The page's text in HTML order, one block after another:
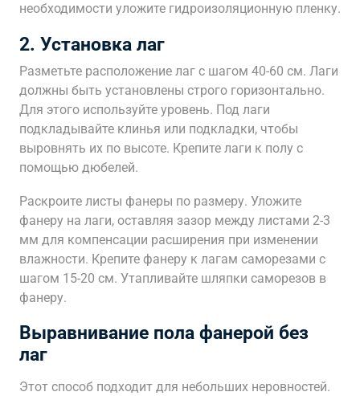
необходимости уложите гидроизоляционную пленку.
2. Установка лаг
Разметьте расположение лаг с шагом 40-60 см. Лаги
должны быть установлены строго горизонтально.
Для этого используйте уровень. Под лаги
подкладывайте клинья или подкладки, чтобы
выровнять их по высоте. Крепите лаги к полу с
помощью дюбелей.
Раскроите листы фанеры по размеру. Уложите
фанеру на лаги, оставляя зазор между листами 2-3
мм для компенсации расширения при изменении
влажности. Крепите фанеру к лагам саморезами с
шагом 15-20 см. Утапливайте шляпки саморезов в
фанеру.
Выравнивание пола фанерой без
лаг
Этот способ подходит для небольших неровностей.